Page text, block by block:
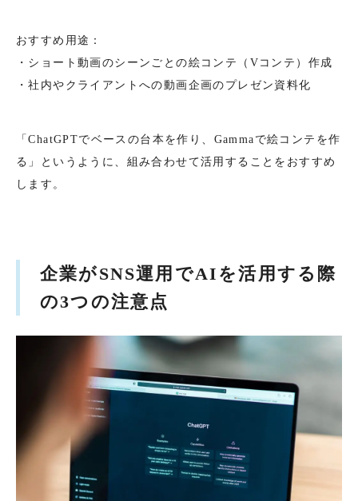
おすすめ用途：
・ショート動画のシーンごとの絵コンテ（Vコンテ）作成
・社内やクライアントへの動画企画のプレゼン資料化
「ChatGPTでベースの台本を作り、Gammaで絵コンテを作
る」というように、組み合わせて活用することをおすすめ
します。
企業がSNS運用でAIを活用する際
の3つの注意点